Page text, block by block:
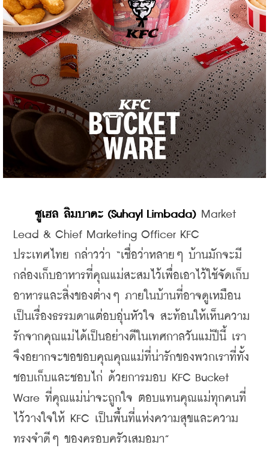
ซูเฮล ลิมบาดะ (Suhayl Limbada) Market
Lead & Chief Marketing Officer KFC
ประเทศไทย กล่าวว่า “เชื่อว่าหลายๆ บ้านมักจะมี
กล่องเก็บอาหารที่คุณแม่สะสมไว้เพื่อเอาไว้ใช้จัดเก็บ
อาหารและสิ่งของต่างๆ ภายในบ้านที่อาจดูเหมือน
เป็นเรื่องธรรมดาแต่อบอุ่นหัวใจ สะท้อนให้เห็นความ
รักจากคุณแม่ได้เป็นอย่างดีในเทศกาลวันแม่ปีนี้ เรา
จึงอยากจะขอขอบคุณคุณแม่ที่น่ารักของพวกเราที่ทั้ง
ชอบเก็บและชอบไก่ ด้วยการมอบ KFC Bucket
Ware ที่คุณแม่น่าจะถูกใจ ตอบแทนคุณแม่ทุกคนที่
ไว้วางใจให้ KFC เป็นพื้นที่แห่งความสุขและความ
ทรงจำดีๆ ของครอบครัวเสมอมา”